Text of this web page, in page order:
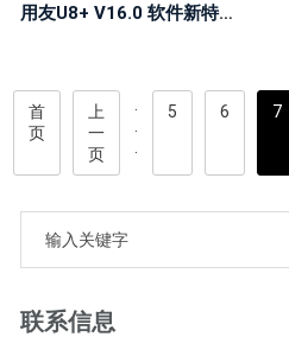
用友U8+ V16.0 软件新特性之实现仓储数字化
首
页
上
一
页
·
·
·
5 6 7
联系信息